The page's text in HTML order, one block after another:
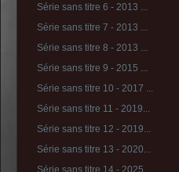
Série sans titre 6 - 2013 ...
Série sans titre 7 - 2013 ...
Série sans titre 8 - 2013 ...
Série sans titre 9 - 2015 ...
Série sans titre 10 - 2017 ...
Série sans titre 11 - 2019...
Série sans titre 12 - 2019...
Série sans titre 13 - 2020...
Série sans titre 14 - 2025 ...